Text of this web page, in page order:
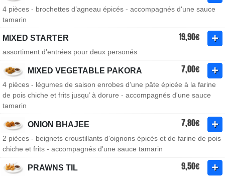
4 pièces - brochettes d’agneau épicés - accompagnés d'une sauce
tamarin
MIXED STARTER 19,90€
assortiment d’entrées pour deux personés
MIXED VEGETABLE PAKORA 7,00€
4 pièces - légumes de saison enrobes d’une pâte épicée à la farine
de pois chiche et frits jusqu’ à dorure - accompagnés d'une sauce
tamarin
ONION BHAJEE 7,80€
2 pièces - beignets croustillants d’oignons épicés et de farine de pois
chiche et frits - accompagnés d'une sauce tamarin
PRAWNS TIL 9,50€